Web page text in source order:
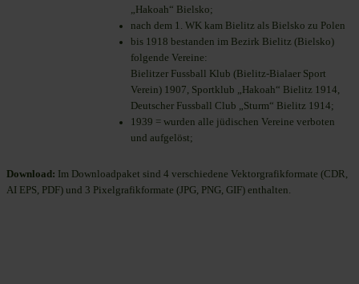
„Hakoah“ Bielsko;
nach dem 1. WK kam Bielitz als Bielsko zu Polen
bis 1918 bestanden im Bezirk Bielitz (Bielsko)
folgende Vereine:
Bielitzer Fussball Klub (Bielitz-Bialaer Sport
Verein) 1907, Sportklub „Hakoah“ Bielitz 1914,
Deutscher Fussball Club „Sturm“ Bielitz 1914;
1939 = wurden alle jüdischen Vereine verboten
und aufgelöst;
Download: Im Downloadpaket sind 4 verschiedene Vektorgrafikformate (CDR,
AI EPS, PDF) und 3 Pixelgrafikformate (JPG, PNG, GIF) enthalten.